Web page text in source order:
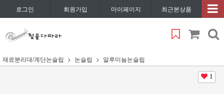
로그인 회원가입 마이페이지 최근본상품
재료분리대/계단논슬립 논슬립 알루미늄논슬립
1